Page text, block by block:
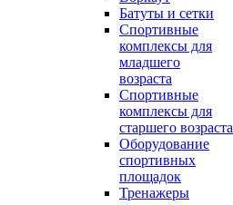
Батуты и сетки
Спортивные
комплексы для
младшего
возраста
Спортивные
комплексы для
старшего возраста
Оборудование
спортивных
площадок
Тренажеры